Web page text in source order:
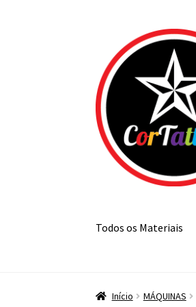
para
navegação
para
conteúdo
Todos os Materiais
Início MÁQUINAS